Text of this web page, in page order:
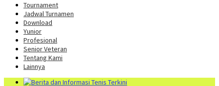
Tournament
Jadwal Turnamen
Download
Yunior
Profesional
Senior Veteran
Tentang Kami
Lainnya